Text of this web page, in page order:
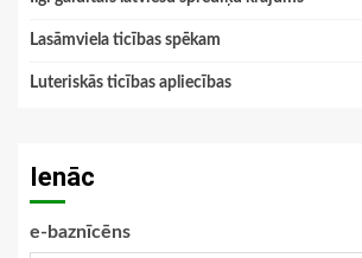
Lasāmviela ticības spēkam
Luteriskās ticības apliecības
Ienāc
e-baznīcēns